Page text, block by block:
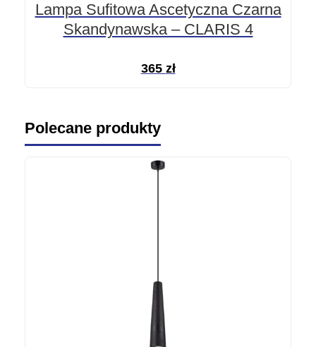
Lampa Sufitowa Ascetyczna Czarna
Skandynawska – CLARIS 4
365 zł
Polecane produkty